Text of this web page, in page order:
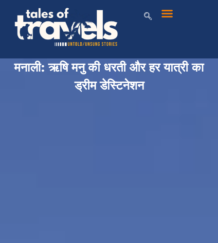
मनाली: ऋषि मनु की धरती और हर यात्री का
ड्रीम डेस्टिनेशन